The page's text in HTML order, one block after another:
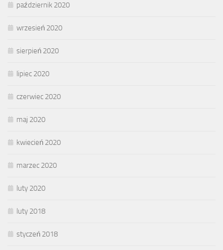
październik 2020
wrzesień 2020
sierpień 2020
lipiec 2020
czerwiec 2020
maj 2020
kwiecień 2020
marzec 2020
luty 2020
luty 2018
styczeń 2018